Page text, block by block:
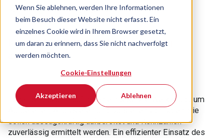
Wenn Sie ablehnen, werden Ihre Informationen
beim Besuch dieser Website nicht erfasst. Ein
einzelnes Cookie wird in Ihrem Browser gesetzt,
um daran zu erinnern, dass Sie nicht nachverfolgt
werden möchten.
Cookie-Einstellungen
Akzeptieren Ablehnen
Seminar Freie Plätze verfügbar
Kennzahlen effizient und aussagekräftig
aufbereiten
Excel ist das am häufigsten eingesetzte Werkzeug zum
Aufbereiten, Analysieren und Darstellen von Daten. Sie
sollen aussagekräftig aufbereitet und Kennzahlen
zuverlässig ermittelt werden. Ein effizienter Einsatz des